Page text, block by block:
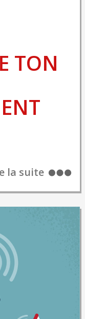
TON
la suite